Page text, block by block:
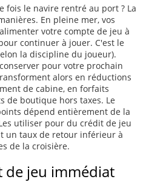
fois le navire rentré au port ? La
En pleine mer, vos
votre compte de jeu à
continuer à jouer. C'est le
la discipline du joueur).
pour votre prochain
alors en réductions
de cabine, en forfaits
de boutique hors taxes. Le
dépend entièrement de la
utiliser pour du crédit de jeu
un taux de retour inférieur à
de la croisière.
de jeu immédiat